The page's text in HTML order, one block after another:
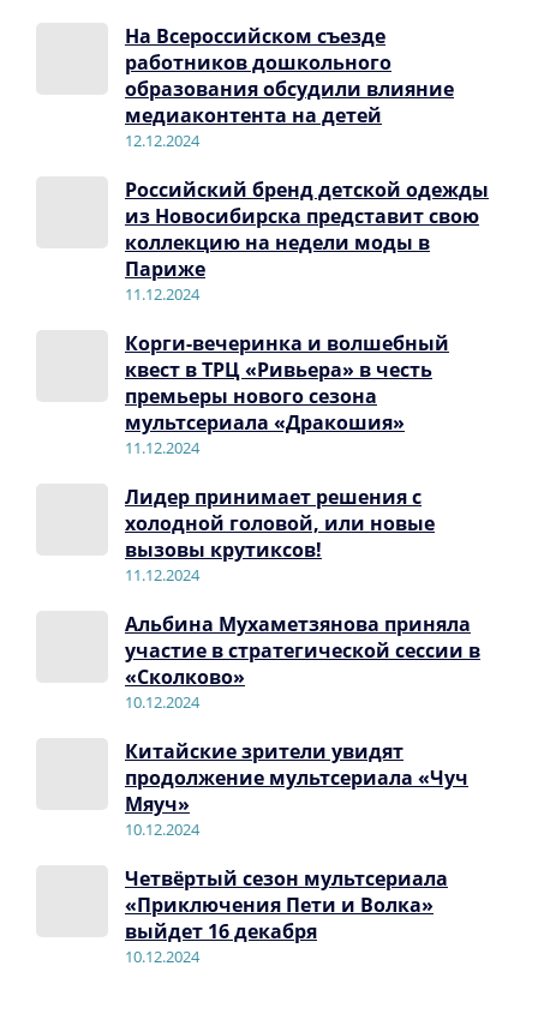
На Всероссийском съезде
работников дошкольного
образования обсудили влияние
медиаконтента на детей
12.12.2024
Российский бренд детской одежды
из Новосибирска представит свою
коллекцию на недели моды в
Париже
11.12.2024
Корги-вечеринка и волшебный
квест в ТРЦ «Ривьера» в честь
премьеры нового сезона
мультсериала «Дракошия»
11.12.2024
Лидер принимает решения с
холодной головой, или новые
вызовы крутиксов!
11.12.2024
Альбина Мухаметзянова приняла
участие в стратегической сессии в
«Сколково»
10.12.2024
Китайские зрители увидят
продолжение мультсериала «Чуч
Мяуч»
10.12.2024
Четвёртый сезон мультсериала
«Приключения Пети и Волка»
выйдет 16 декабря
10.12.2024